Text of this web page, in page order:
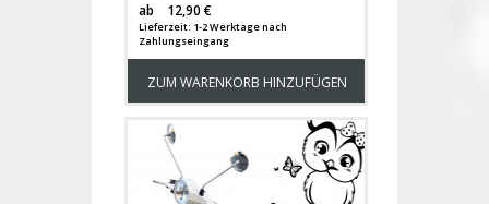
ab
12,90 €
Lieferzeit: 1-2 Werktage nach
Zahlungseingang
ZUM WARENKORB HINZUFÜGEN